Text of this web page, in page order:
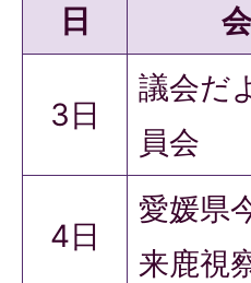
日
3日
議会だ
員会
4日
愛媛県
来鹿視